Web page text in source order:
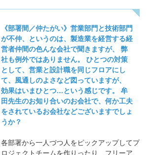
《部署間／仲たがい》営業部門と技術部門
が不仲、というのは、製造業を経営する経
営者仲間の色んな会社で聞きますが、 弊
社も例外ではありません。 ひとつの対策
として、営業と設計職を同じフロアにし
て、風通しのよさなど図っていますが、
効果はいまひとつ…という感じです。 牟
田先生のお知り合いのお会社で、何か工夫
をされているお会社などございますでしょ
うか？
各部署から一人づつ人をピックアップしてプ
ロジェクトチームを作りったり、フリーアド